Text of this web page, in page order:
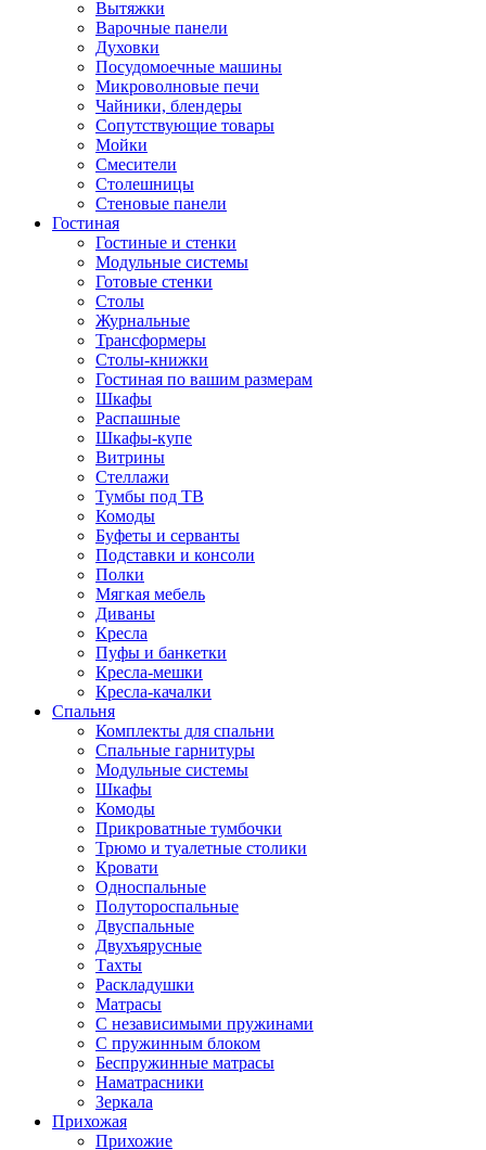
Вытяжки
Варочные панели
Духовки
Посудомоечные машины
Микроволновые печи
Чайники, блендеры
Сопутствующие товары
Мойки
Смесители
Столешницы
Стеновые панели
Гостиная
Гостиные и стенки
Модульные системы
Готовые стенки
Столы
Журнальные
Трансформеры
Столы-книжки
Гостиная по вашим размерам
Шкафы
Распашные
Шкафы-купе
Витрины
Стеллажи
Тумбы под ТВ
Комоды
Буфеты и серванты
Подставки и консоли
Полки
Мягкая мебель
Диваны
Кресла
Пуфы и банкетки
Кресла-мешки
Кресла-качалки
Спальня
Комплекты для спальни
Спальные гарнитуры
Модульные системы
Шкафы
Комоды
Прикроватные тумбочки
Трюмо и туалетные столики
Кровати
Односпальные
Полутороспальные
Двуспальные
Двухъярусные
Тахты
Раскладушки
Матрасы
С независимыми пружинами
С пружинным блоком
Беспружинные матрасы
Наматрасники
Зеркала
Прихожая
Прихожие